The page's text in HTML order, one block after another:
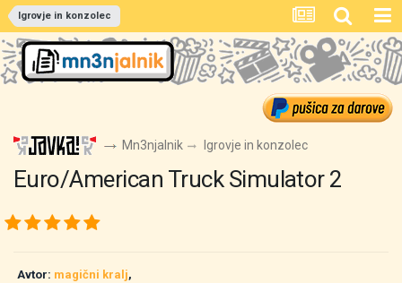
Igrovje in konzolec
Mn3njalnik Igrovje in konzolec
Euro/American Truck Simulator 2
Avtor: magični kralj,